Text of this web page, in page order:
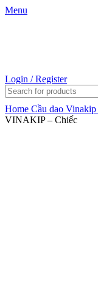
Menu
Login / Register
Home Cầu dao Vinakip
VINAKIP – Chiếc